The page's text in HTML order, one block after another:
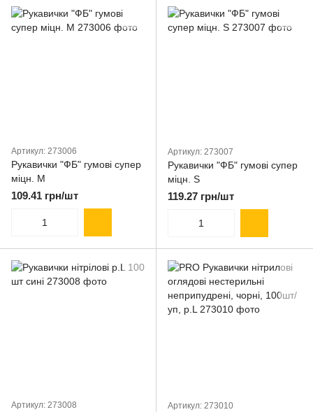
Артикул: 273006
Рукавички "ФБ" гумові супер
міцн. M
109.41 грн/шт
Артикул: 273007
Рукавички "ФБ" гумові супер
міцн. S
119.27 грн/шт
Артикул: 273008 Артикул: 273010